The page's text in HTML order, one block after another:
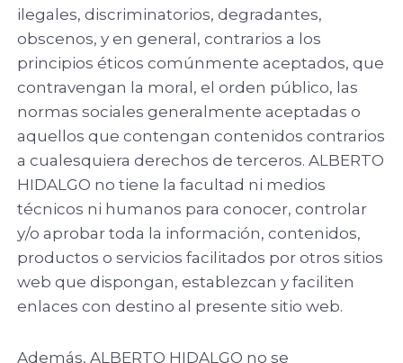
ilegales, discriminatorios, degradantes,
obscenos, y en general, contrarios a los
principios éticos comúnmente aceptados, que
contravengan la moral, el orden público, las
normas sociales generalmente aceptadas o
aquellos que contengan contenidos contrarios
a cualesquiera derechos de terceros. ALBERTO
HIDALGO no tiene la facultad ni medios
técnicos ni humanos para conocer, controlar
y/o aprobar toda la información, contenidos,
productos o servicios facilitados por otros sitios
web que dispongan, establezcan y faciliten
enlaces con destino al presente sitio web.
Además, ALBERTO HIDALGO no se